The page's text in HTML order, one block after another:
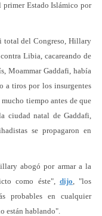
primer Estado Islámico por
total del Congreso, Hillary
Libia, cacareando de
Moammar Gaddafi, había
a tiros por los insurgentes
mucho tiempo antes de que
ciudad natal de Gaddafi,
se propagaron en
abogó por armar a la
como éste", dijo, "los
probables en cualquier
están hablando".